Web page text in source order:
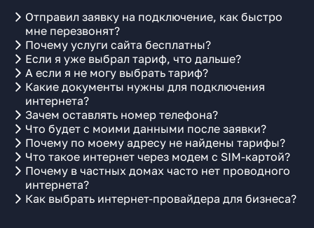
Отправил заявку на подключение, как быстро
мне перезвонят?
Почему услуги сайта бесплатны?
Если я уже выбрал тариф, что дальше?
А если я не могу выбрать тариф?
Какие документы нужны для подключения
интернета?
Зачем оставлять номер телефона?
Что будет с моими данными после заявки?
Почему по моему адресу не найдены тарифы?
Что такое интернет через модем с SIM-картой?
Почему в частных домах часто нет проводного
интернета?
Как выбрать интернет-провайдера для бизнеса?